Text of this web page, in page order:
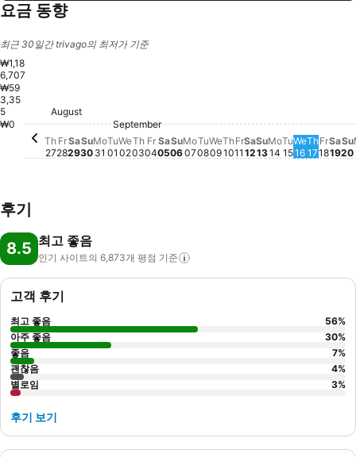
요금 동향
최근 30일간 trivago의 최저가 기준
₩1,18
6,707
₩59
3,35
5
₩0
Thursday, August 27
₩906,747
August
Th
27
Friday, August 28
₩792,717
Fr
28
Saturday, August 29
₩904,108
Sa
29
Sunday, August 30
₩715,604
Su
30
Monday, August 31
₩709,719
Mo
31
Tuesday, September 01
₩518,921
September
Tu
01
Wednesday, September 02
₩545,510
We
02
Th
03
Friday, September 04
₩589,296
Fr
04
Saturday, September 05
₩652,786
Sa
05
Sunday, September 06
₩534,019
Su
06
Monday, September 07
₩707,949
Mo
07
Tu
08
Wednesday,
₩459,611
We
09
Th
10
Friday, September
이 날짜에는 사용
Fr
11
Saturday,
₩687,261
Sa
12
Su
13
Monday,
₩508,479
Mo
14
Tuesday,
₩474,611
Tu
15
We
16
Th
17
Fr
18
Sa
19
Su
20
후기
8.5 최고 좋음
인기 사이트의 6,873개 평점 기준
고객 후기
최고 좋음 56%
아주 좋음
30%
좋음
7%
괜찮음
4%
별로임
3%
후기 보기